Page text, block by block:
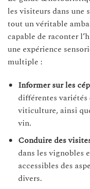
les visiteurs dans une
tout un véritable
capable de raconter
une expérience
multiple :
Informer sur les
différentes variétés
viticulture, ainsi
vin.
Conduire des
dans les vignobles
accessibles des
divers.